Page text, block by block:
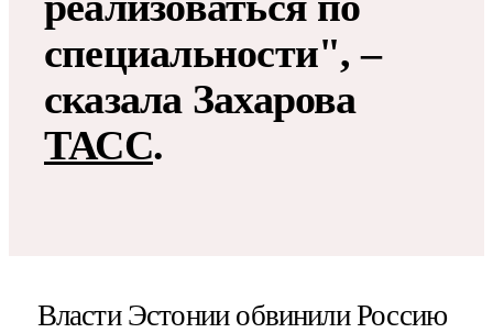
специальности", –
сказала Захарова
ТАСС.
Власти Эстонии обвинили Россию